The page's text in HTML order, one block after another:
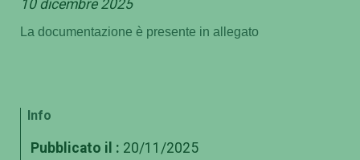
10 dicembre 2025
La documentazione è presente in allegato
Info
Pubblicato il : 20/11/2025